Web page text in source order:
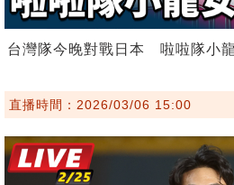
台灣隊今晚對戰日本 啦啦隊小
直播時間：2026/03/06 15:00